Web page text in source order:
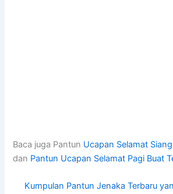
Baca juga Pantun Ucapan Selamat
dan Pantun Ucapan Selamat Pagi Buat
Kumpulan Pantun Jenaka Terbaru